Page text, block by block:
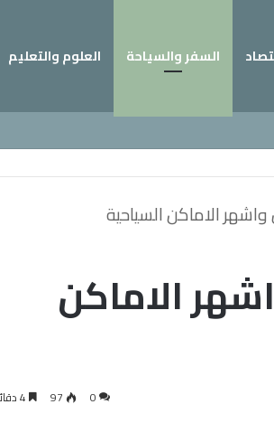
السفر والسياحة العلوم والتعليم
الاماكن السياحية
الاماكن
0
97